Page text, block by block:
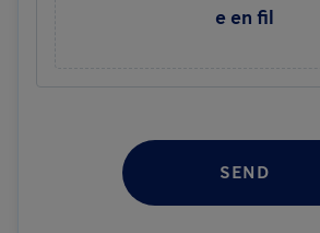
e en fil
SEND